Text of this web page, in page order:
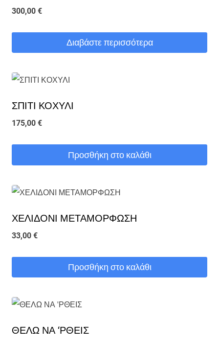
300,00 €
Διαβάστε περισσότερα
ΣΠΙΤΙ ΚΟΧΥΛΙ
175,00 €
Προσθήκη στο καλάθι
ΧΕΛΙΔΟΝΙ ΜΕΤΑΜΟΡΦΩΣΗ
33,00 €
Προσθήκη στο καλάθι
ΘΕΛΩ ΝΑ ‘ΡΘΕΙΣ